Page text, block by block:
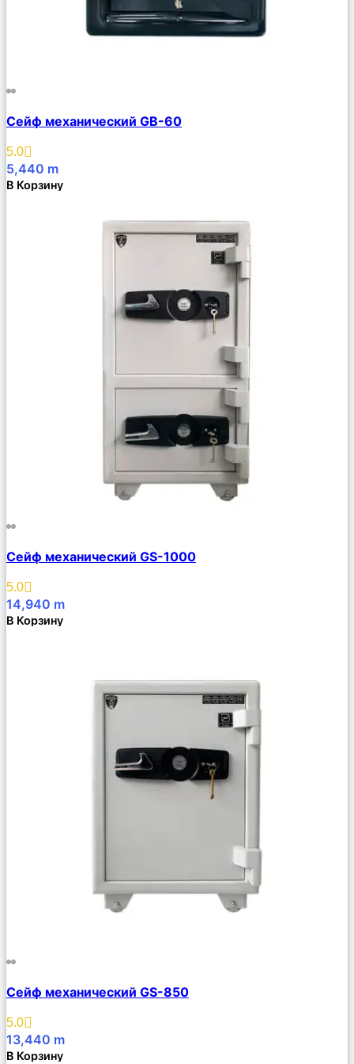
Описание
Избранное
Сейф механический GB-60
5.0
5,440 m
В Корзину
Описание
Избранное
Сейф механический GS-1000
5.0
14,940 m
В Корзину
Описание
Избранное
Сейф механический GS-850
5.0
13,440 m
В Корзину